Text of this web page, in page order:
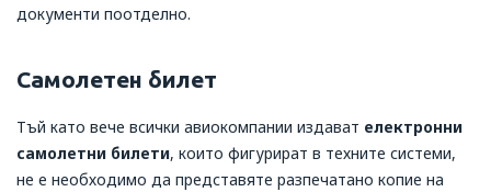
документи поотделно.
Самолетен билет
Тъй като вече всички авиокомпании издават електронни
самолетни билети, които фигурират в техните системи,
не е необходимо да представяте разпечатано копие на